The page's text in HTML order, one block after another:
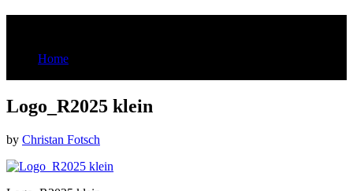
Home
Logo_R2025 klein
by Christan Fotsch